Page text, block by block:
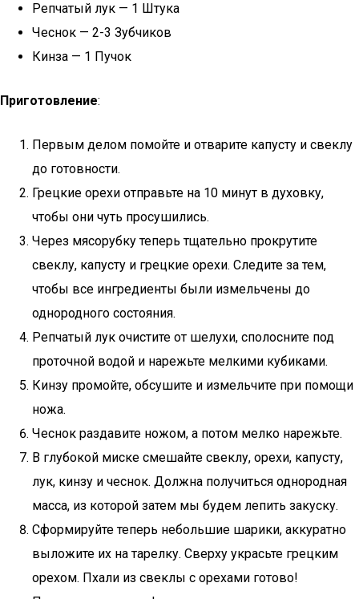
Репчатый лук — 1 Штука
Чеснок — 2-3 Зубчиков
Кинза — 1 Пучок
Приготовление:
Первым делом помойте и отварите капусту и свеклу
до готовности.
Грецкие орехи отправьте на 10 минут в духовку,
чтобы они чуть просушились.
Через мясорубку теперь тщательно прокрутите
свеклу, капусту и грецкие орехи. Следите за тем,
чтобы все ингредиенты были измельчены до
однородного состояния.
Репчатый лук очистите от шелухи, сполосните под
проточной водой и нарежьте мелкими кубиками.
Кинзу промойте, обсушите и измельчите при помощи
ножа.
Чеснок раздавите ножом, а потом мелко нарежьте.
В глубокой миске смешайте свеклу, орехи, капусту,
лук, кинзу и чеснок. Должна получиться однородная
масса, из которой затем мы будем лепить закуску.
Сформируйте теперь небольшие шарики, аккуратно
выложите их на тарелку. Сверху украсьте грецким
орехом. Пхали из свеклы с орехами готово!